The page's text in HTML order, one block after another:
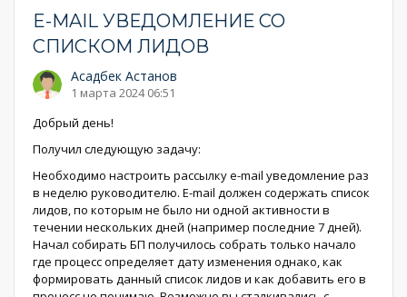
E-MAIL УВЕДОМЛЕНИЕ СО
СПИСКОМ ЛИДОВ
Асадбек Астанов
1 марта 2024 06:51
Добрый день!
Получил следующую задачу:
Необходимо настроить рассылку e-mail уведомление раз
в неделю руководителю. E-mail должен содержать список
лидов, по которым не было ни одной активности в
течении нескольких дней (например последние 7 дней).
Начал собирать БП получилось собрать только начало
где процесс определяет дату изменения однако, как
формировать данный список лидов и как добавить его в